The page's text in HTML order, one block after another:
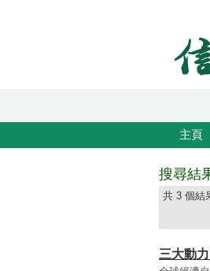
主頁
搜尋結
共 3 個結
三大動